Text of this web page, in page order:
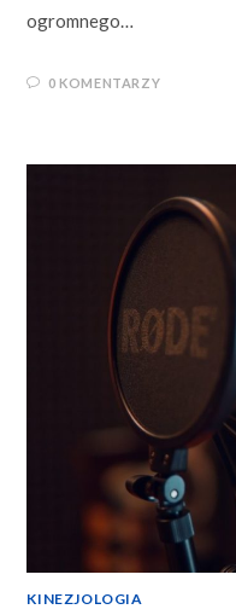
ogromnego…
0 KOMENTARZY
KINEZJOLOGIA